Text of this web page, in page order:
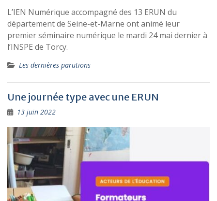
L’IEN Numérique accompagné des 13 ERUN du
département de Seine-et-Marne ont animé leur
premier séminaire numérique le mardi 24 mai dernier à
l’INSPE de Torcy.
Les dernières parutions
Une journée type avec une ERUN
13 juin 2022